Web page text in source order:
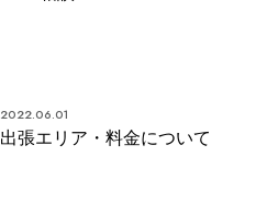
2022.06.01
出張エリア・料金について